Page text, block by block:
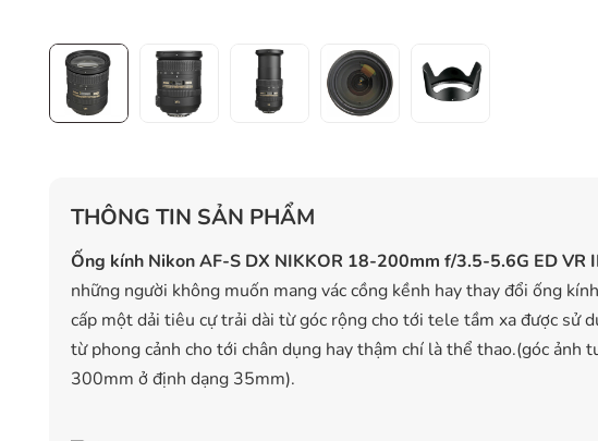
THÔNG TIN SẢN PHẨM
Ống kính Nikon AF-S DX NIKKOR 18-200mm f/3.5-5.6G ED VR
những người không muốn mang vác cồng kềnh hay thay đổi ống
cấp một dải tiêu cự trải dài từ góc rộng cho tới tele tầm xa được sử
từ phong cảnh cho tới chân dụng hay thậm chí là thể thao.(góc
300mm ở định dạng 35mm).